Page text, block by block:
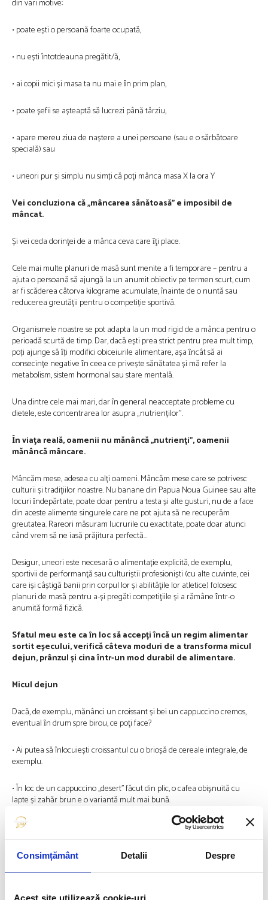
Consimțământ Detalii Despre
Acest site utilizează cookie-uri
din vari motive:
• poate ești o persoană foarte ocupată,
• nu ești întotdeauna pregătit/ă,
• ai copii mici și masa ta nu mai e ȋn prim plan,
• poate șefii se așteaptă să lucrezi până târziu,
• apare mereu ziua de naștere a unei persoane (sau e o sărbătoare
specială) sau
• uneori pur și simplu nu simți că poţi mânca masa X la ora Y
Vei concluziona că „mâncarea sănătoasă” e imposibil de
mâncat.
Și vei ceda dorinţei de a mânca ceva care ȋţi place.
Cele mai multe planuri de masă sunt menite a fi temporare – pentru a
ajuta o persoană să ajungă la un anumit obiectiv pe termen scurt, cum
ar fi scăderea câtorva kilograme acumulate, înainte de o nuntă sau
reducerea greutății pentru o competiție sportivă.
Organismele noastre se pot adapta la un mod rigid de a mânca pentru o
perioadă scurtă de timp. Dar, dacă ești prea strict pentru prea mult timp,
poți ajunge să ȋți modifici obiceiurile alimentare, așa ȋncât să ai
consecințe negative ȋn ceea ce privește sănătatea și mă refer la
metabolism, sistem hormonal sau stare mentală.
Una dintre cele mai mari, dar în general neacceptate probleme cu
dietele, este concentrarea lor asupra „nutrienților”.
Ȋn viaţa reală, oamenii nu mănâncă „nutrienți”, oamenii
mănâncă mâncare.
Mâncăm mese, adesea cu alți oameni. Mâncăm mese care se potrivesc
culturii și tradiţiilor noastre. Nu banane din Papua Noua Guinee sau alte
locuri ȋndepărtate, poate doar pentru a testa și alte gusturi, nu de a face
din aceste alimente singurele care ne pot ajuta să ne recuperăm
greutatea. Rareori măsuram lucrurile cu exactitate, poate doar atunci
când vrem să ne iasă prăjitura perfectă…
Desigur, uneori este necesară o alimentație explicită, de exemplu,
sportivii de performanţă sau culturiștii profesioniști (cu alte cuvinte, cei
care iși câștigă banii prin corpul lor și abilităţile lor atletice) folosesc
planuri de masă pentru a-și pregăti competiţiile și a rămâne ȋntr-o
anumită formă fizică.
Sfatul meu este ca ȋn loc să accepți încă un regim alimentar
sortit eșecului, verifică câteva moduri de a transforma micul
dejun, prânzul și cina într-un mod durabil de alimentare.
Micul dejun
Dacă, de exemplu, mănânci un croissant și bei un cappuccino cremos,
eventual ȋn drum spre birou, ce poţi face?
• Ai putea să înlocuiești croissantul cu o brioșă de cereale integrale, de
exemplu.
• În loc de un cappuccino ,,desert’’ făcut din plic, o cafea obișnuită cu
lapte și zahăr brun e o variantă mult mai bună.
• Dacă nu ȋţi place laptele ȋn cafea, poţi mânca un iaurt mic, simplu,
pentru a obține un pic de proteine.
Acesta poate fi un bun ȋnceput pentru planul tău alimentar. Ideal este să
mănânci stând la masă, nu pe fugă, ȋn mașină stând la stopuri sau